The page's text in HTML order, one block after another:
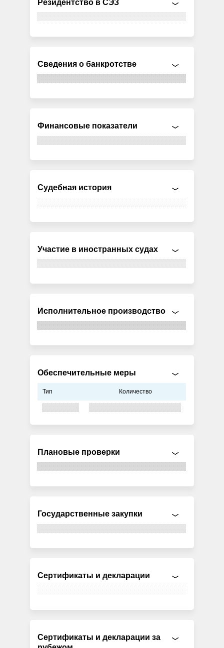
Резидентство в СЭЗ
Сведения о банкротстве
Финансовые показатели
Судебная история
Участие в иностранных судах
Исполнительное производство
Обеспечительные меры
Тип Количество
Плановые проверки
Государственные закупки
Сертификаты и декларации
Сертификаты и декларации за